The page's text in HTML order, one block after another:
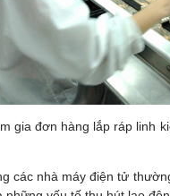
gia đơn hàng lắp ráp linh
các nhà máy điện tử